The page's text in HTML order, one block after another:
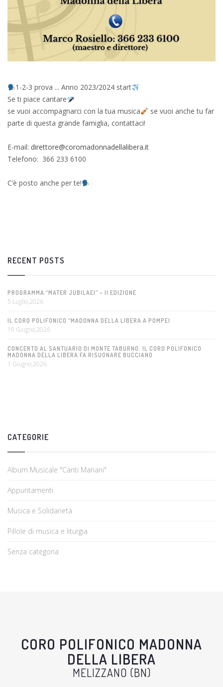
1-2-3 prova ... Anno 2023/2024 start
Se ti piace cantare
se vuoi accompagnarci con la tua musica
se vuoi anche tu far
parte di questa grande famiglia, contattaci!
E-mail: direttore@coromadonnadellalibera.it
Telefono: 366 233 6100
C’è posto anche per te!
RECENT POSTS
PROGRAMMA “MATER JUBILAEI” – II EDIZIONE
5 Luglio,2026
IL CORO POLIFONICO “MADONNA DELLA LIBERA A POMPEI
19 Giugno,2026
CONCERTO AL SANTUARIO DI MONTE TABURNO: IL CORO POLIFONICO
MADONNA DELLA LIBERA FA RISUONARE BUCCIANO
1 Giugno,2026
CATEGORIE
Album Musicale "Canti Mariani"
Appuntamenti
Musica e Solidarietà
Pillole di musica e liturgia
Senza categoria
CORO POLIFONICO MADONNA
DELLA LIBERA
MELIZZANO (BN)